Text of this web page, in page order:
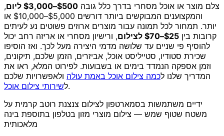
צלם מוצר או אוכל מסחרי בדרך כלל גובה $500–$3,000 ליום
,
והמקצוענים המבוקשים ביותר דורשים $5,000–$10,000 או
יותר. תמחור לכל תמונה עבור מוצרים ארוזים פשוטים נע לעיתים
קרובות בין $25–$70 לצילום
, ורישיון מסחרי או אריזה רחב יכול
להוסיף פי שניים עד שלושה מדמי היצירה מעל לכך. ואז הוסיפו
שכירת סטודיו, סטייליסט אוכל, אביזרים, הזמן שלכם, תיקונים,
וזמן אספקה הנמדד בימים או בשבועות. לפירוט המלא, ראו את
המדריך שלנו לכמה צילום אוכל באמת עולה ולאפשרויות שלכם
לשירותי צילום אוכל .
ידיים משתמשות בסמארטפון לצילום צנצנת רוטב קרמית על
משטח שטוף שמש — צילום מוצרי מזון בטלפון בתוספת בינה
מלאכותית